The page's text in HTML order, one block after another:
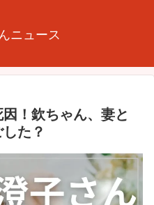
ニュース
！欽ちゃん、妻と
た？